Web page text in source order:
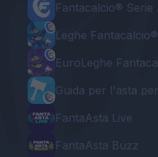
Fantacalcio® Serie
Leghe
EuroLeghe
Guida per l'asta
FantaAsta Live
FantaAsta Buzz